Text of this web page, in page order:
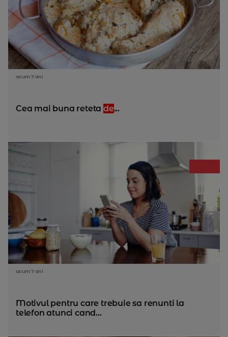
acum 7 ani
Cea mai buna retetade...
acum 7 ani
Motivul pentru care trebuie sa renunti la
telefon atunci cand...